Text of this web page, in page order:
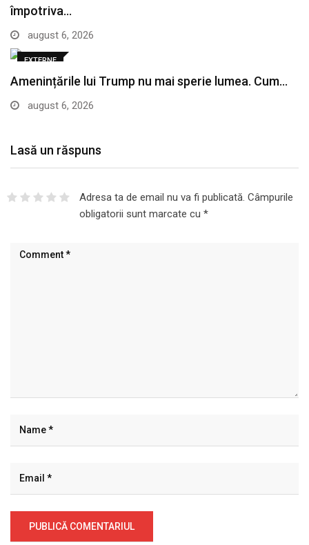
împotriva…
august 6, 2026
EXTERNE
Amenințările lui Trump nu mai sperie lumea. Cum…
august 6, 2026
Lasă un răspuns
Adresa ta de email nu va fi publicată. Câmpurile
obligatorii sunt marcate cu *